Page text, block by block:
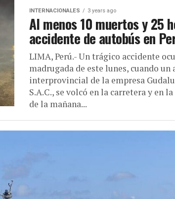
INTERNACIONALES 3 years ago
Al menos 10 muertos y 25
accidente de autobús en
LIMA, Perú.- Un trágico accidente
madrugada de este lunes, cuando un
interprovincial de la empresa
S.A.C., se volcó en la carretera y en
de la mañana...